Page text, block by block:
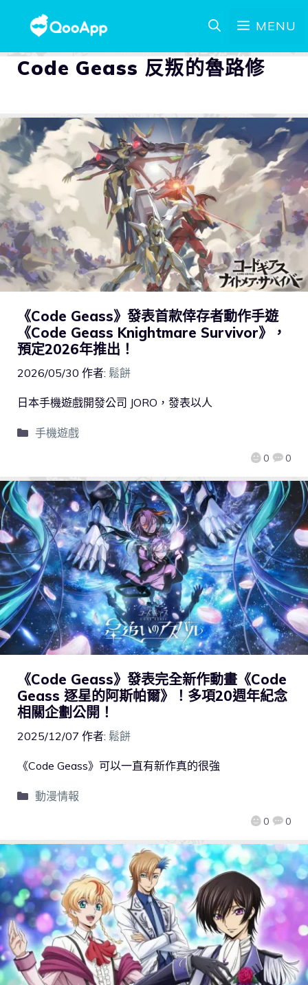
MENU
Code Geass 反叛的魯路修
《Code Geass》發表首款倖存者動作手遊
《Code Geass Knightmare Survivor》，
預定2026年推出！
2026/05/30 作者: 鬆餅
0 0
日本手機遊戲開發公司 JORO，發表以人
手機遊戲
《Code Geass》發表完全新作動畫《Code
Geass 逐星的阿斯帕爾》！多項20週年紀念
相關企劃公開！
2025/12/07 作者: 鬆餅
0 0
《Code Geass》可以一直有新作真的很強
動漫情報